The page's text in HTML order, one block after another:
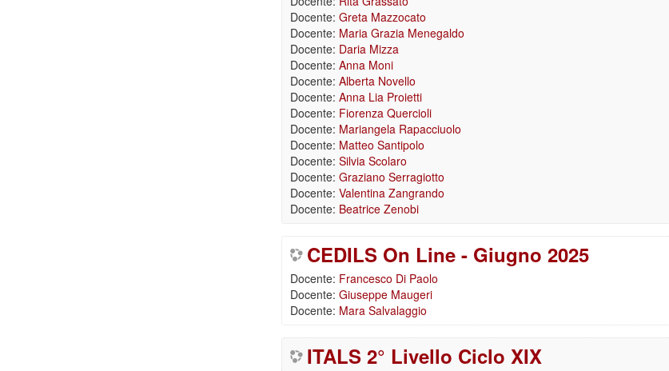
Docente: Greta Mazzocato
Docente: Maria Grazia Menegaldo
Docente: Daria Mizza
Docente: Anna Moni
Docente: Alberta Novello
Docente: Anna Lia Proietti
Docente: Fiorenza Quercioli
Docente: Mariangela Rapacciuolo
Docente: Matteo Santipolo
Docente: Silvia Scolaro
Docente: Graziano Serragiotto
Docente: Valentina Zangrando
Docente: Beatrice Zenobi
CEDILS On Line - Giugno 2025
Docente: Francesco Di Paolo
Docente: Giuseppe Maugeri
Docente: Mara Salvalaggio
ITALS 2° Livello Ciclo XIX